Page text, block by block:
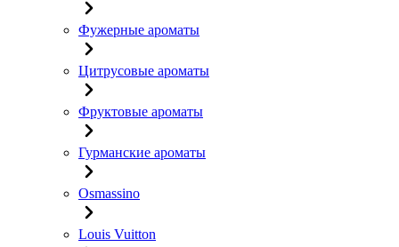
Фужерные ароматы
Цитрусовые ароматы
Фруктовые ароматы
Гурманские ароматы
Osmassino
Louis Vuitton